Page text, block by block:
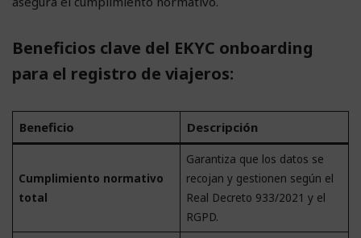
Beneficios clave del EKYC onboarding
para el registro de viajeros:
Beneficio Descripción
Cumplimiento normativo
total
Garantiza que los datos se
recojan y gestionen según el
Real Decreto 933/2021 y el
RGPD.